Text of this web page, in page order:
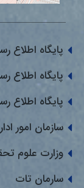
پایگاه اطلاع
پایگاه اطلاع
پایگاه اطلاع
سازمان امور
وزارت علوم
سارمان تات